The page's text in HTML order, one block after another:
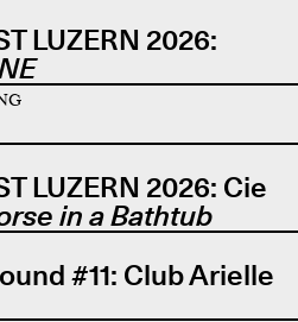
LUZERN 2026:
LUZERN 2026: Cie
in a Bathtub
#11: Club Arielle